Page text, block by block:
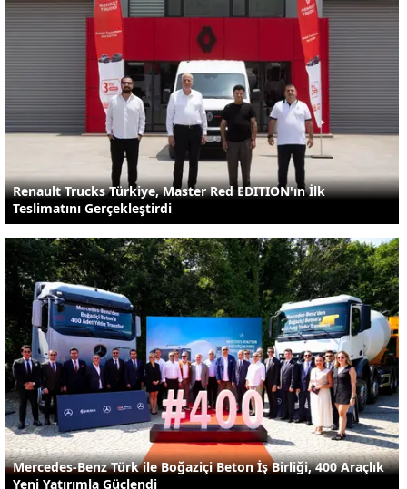
Renault Trucks Türkiye, Master Red EDITION'ın İlk
Teslimatını Gerçekleştirdi
Mercedes-Benz Türk ile Boğaziçi Beton İş Birliği, 400 Araçlık
Yeni Yatırımla Güçlendi